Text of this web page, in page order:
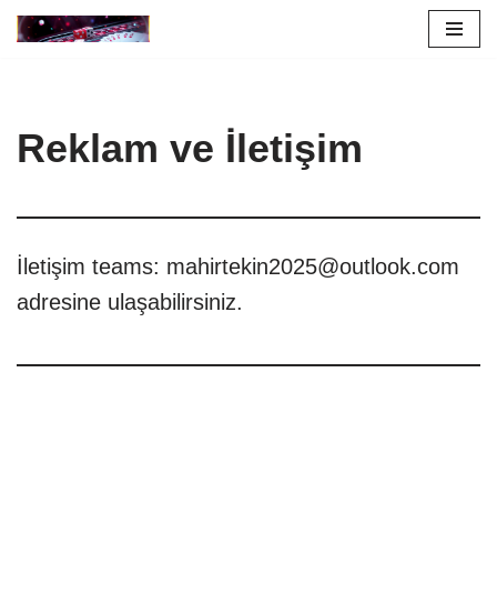
Reklam ve İletişim
İletişim teams: mahirtekin2025@outlook.com
adresine ulaşabilirsiniz.